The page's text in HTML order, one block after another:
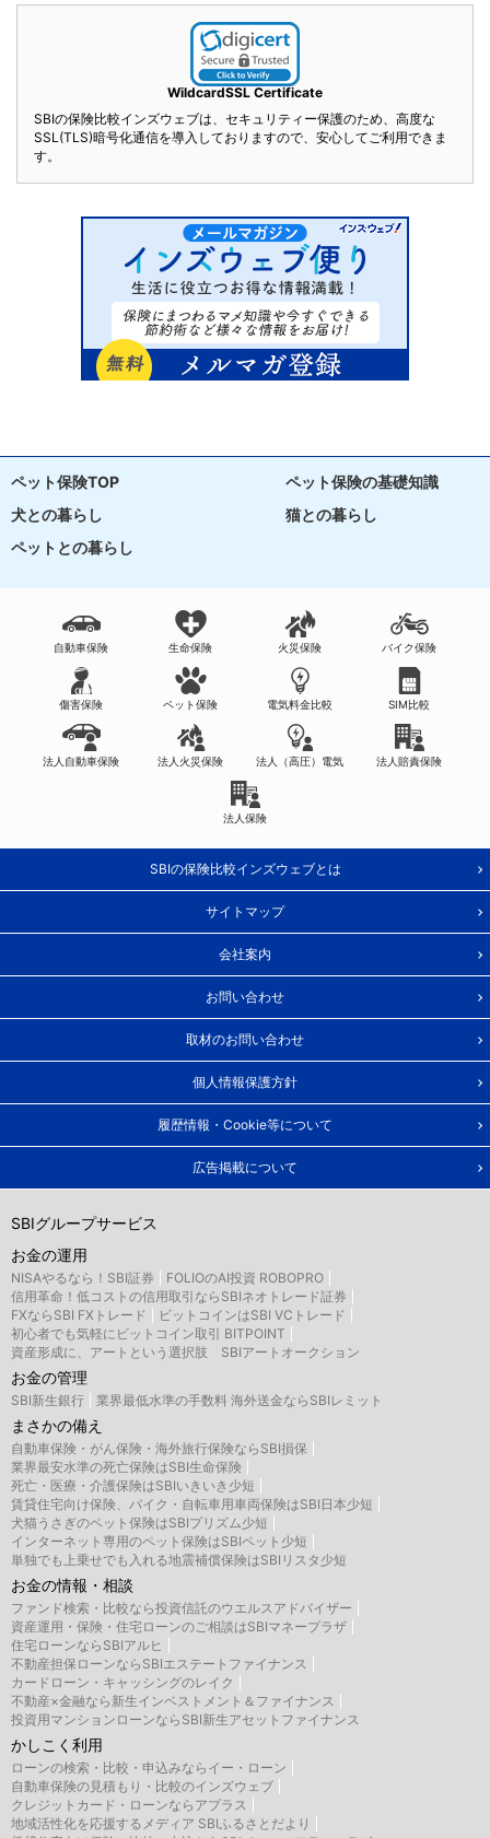
WildcardSSL Certificate
SBIの保険比較インズウェブは、セキュリティー保護のため、高度な
SSL(TLS)暗号化通信を導入しておりますので、安心してご利用できま
す。
ペット保険TOP
ペット保険の基礎知識
犬との暮らし
猫との暮らし
ペットとの暮らし
自動車保険 生命保険 火災保険 バイク保険
傷害保険 ペット保険 電気料金比較 SIM比較
法人自動車保険 法人火災保険 法人（高圧）電気 法人賠責保険
法人保険
SBIの保険比較インズウェブとは
サイトマップ
会社案内
お問い合わせ
取材のお問い合わせ
個人情報保護方針
履歴情報・Cookie等について
広告掲載について
SBIグループサービス
お金の運用
NISAやるなら！SBI証券
FOLIOのAI投資 ROBOPRO
信用革命！低コストの信用取引ならSBIネオトレード証券
FXならSBI FXトレード
ビットコインはSBI VCトレード
初心者でも気軽にビットコイン取引 BITPOINT
資産形成に、アートという選択肢 SBIアートオークション
お金の管理
SBI新生銀行 業界最低水準の手数料 海外送金ならSBIレミット
まさかの備え
自動車保険・がん保険・海外旅行保険ならSBI損保
業界最安水準の死亡保険はSBI生命保険
死亡・医療・介護保険はSBIいきいき少短
賃貸住宅向け保険、バイク・自転車用車両保険はSBI日本少短
犬猫うさぎのペット保険はSBIプリズム少短
インターネット専用のペット保険はSBIペット少短
単独でも上乗せでも入れる地震補償保険はSBIリスタ少短
お金の情報・相談
ファンド検索・比較なら投資信託のウエルスアドバイザー
資産運用・保険・住宅ローンのご相談はSBIマネープラザ
住宅ローンならSBIアルヒ
不動産担保ローンならSBIエステートファイナンス
カードローン・キャッシングのレイク
不動産×金融なら新生インベストメント＆ファイナンス
投資用マンションローンならSBI新生アセットファイナンス
かしこく利用
ローンの検索・比較・申込みならイー・ローン
自動車保険の見積もり・比較のインズウェブ
クレジットカード・ローンならアプラス
地域活性化を応援するメディア SBIふるさとだより